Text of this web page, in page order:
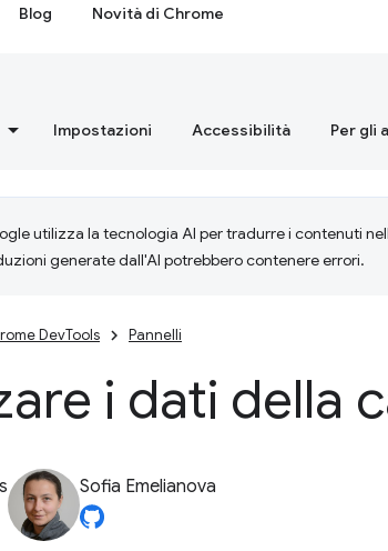
Blog Novità di Chrome
Impostazioni Accessibilità Per gli
utilizza la tecnologia AI per tradurre i contenuti
generate dall'AI potrebbero contenere errori.
DevTools Pannelli
i dati della
Sofia Emelianova